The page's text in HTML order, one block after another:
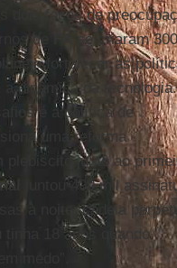
dois focos de
de
se criaram
fortalecer as
dinâmica da
é a política de
uma reforma
plebiscito junto ao
juntou 400 mil
à noite, cadeia
18 anos quando
medo”.